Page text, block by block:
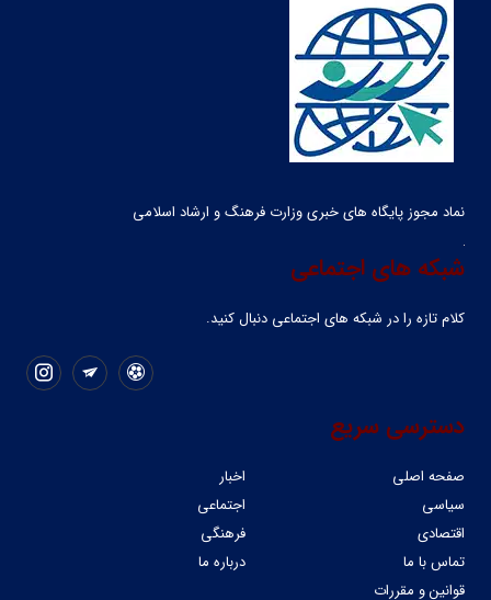
نماد مجوز پایگاه های خبری وزارت فرهنگ و ارشاد اسلامی
شبکه های اجتماعی
کلام تازه را در شبکه ‌های اجتماعی دنبال کنید.
دسترسی سریع
صفحه اصلی
اخبار
سیاسی
اجتماعی
اقتصادی
فرهنگی
تماس با ما
درباره ما
قوانین و مقررات